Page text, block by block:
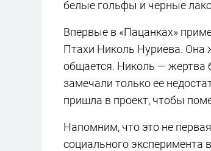
белые гольфы и черные
Впервые в «Пацанках»
Птахи Николь Нуриева. Она
общается. Николь — жертва
замечали только ее
пришла в проект, чтобы
Напомним, что это не
социального эксперимента